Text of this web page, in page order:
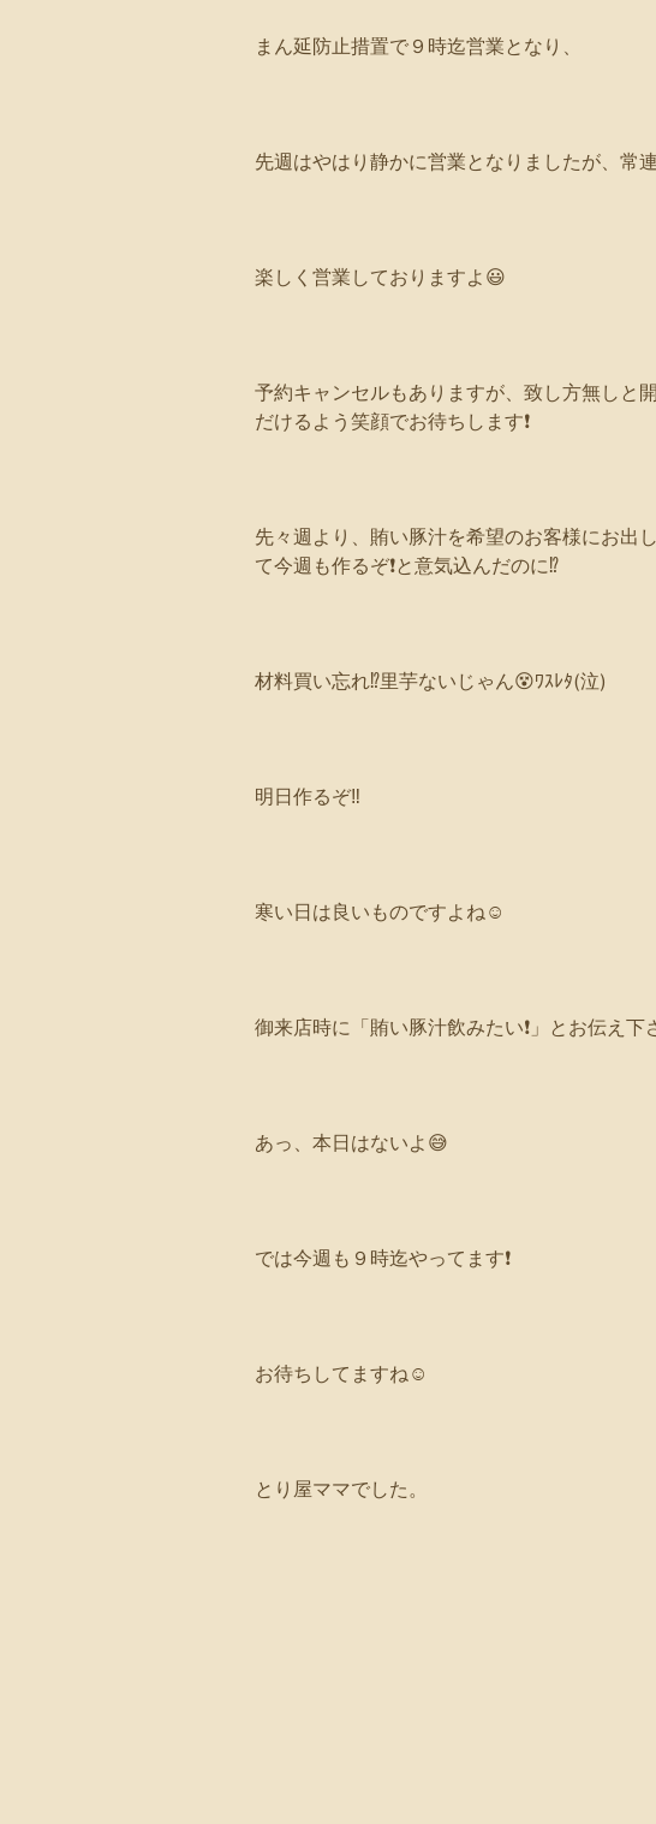
まん延防止措置で９時迄営業となり、
先週はやはり静かに営業となりましたが、常
楽しく営業しておりますよ😃
予約キャンセルもありますが、致し方無しと
だけるよう笑顔でお待ちします❗
先々週より、賄い豚汁を希望のお客様にお出
て今週も作るぞ❗と意気込んだのに⁉️
材料買い忘れ⁉️里芋ないじゃん😵ﾜｽﾚﾀ(泣)
明日作るぞ‼️
寒い日は良いものですよね☺️
御来店時に「賄い豚汁飲みたい❗」とお伝え
あっ、本日はないよ😅
では今週も９時迄やってます❗
お待ちしてますね☺️
とり屋ママでした。